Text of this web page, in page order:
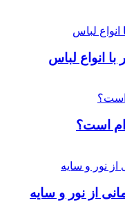
انواع لباس
است؟
از نور و سایه